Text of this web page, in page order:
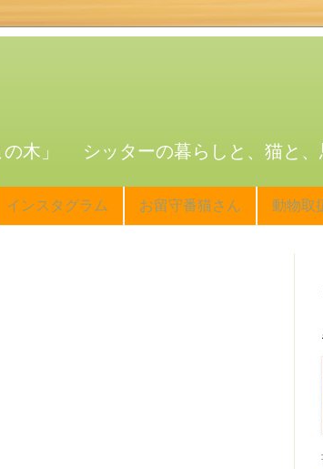
木」 シッターの暮らしと、猫と、
インスタグラム お留守番猫さん 動物取